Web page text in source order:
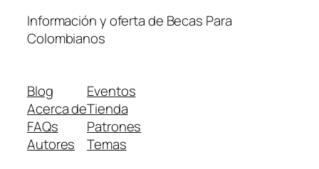
Información y oferta de Becas Para
Colombianos
Blog
Acerca de
FAQs
Autores
Eventos
Tienda
Patrones
Temas